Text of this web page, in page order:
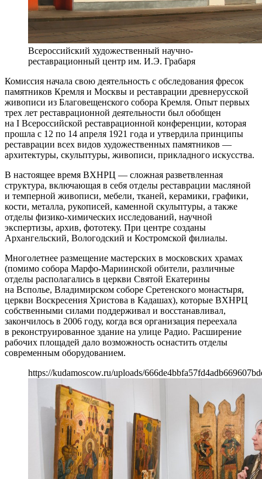
Всероссийский художественный научно-
реставрационный центр им. И.Э. Грабаря
Комиссия начала свою деятельность с обследования фресок
памятников Кремля и Москвы и реставрации древнерусской
живописи из Благовещенского собора Кремля. Опыт первых
трех лет реставрационной деятельности был обобщен
на I Всероссийской реставрационной конференции, которая
прошла с 12 по 14 апреля 1921 года и утвердила принципы
реставрации всех видов художественных памятников —
архитектуры, скульптуры, живописи, прикладного искусства.
В настоящее время ВХНРЦ — сложная разветвленная
структура, включающая в себя отделы реставрации масляной
и темперной живописи, мебели, тканей, керамики, графики,
кости, металла, рукописей, каменной скульптуры, а также
отделы физико-химических исследований, научной
экспертизы, архив, фототеку. При центре созданы
Архангельский, Вологодский и Костромской филиалы.
Многолетнее размещение мастерских в московских храмах
(помимо собора Марфо-Мариинской обители, различные
отделы располагались в церкви Святой Екатерины
на Всполье, Владимирском соборе Сретенского монастыря,
церкви Воскресения Христова в Кадашах), которые ВХНРЦ
собственными силами поддерживал и восстанавливал,
закончилось в 2006 году, когда вся организация переехала
в реконструированное здание на улице Радио. Расширение
рабочих площадей дало возможность оснастить отделы
современным оборудованием.
https://kudamoscow.ru/uploads/